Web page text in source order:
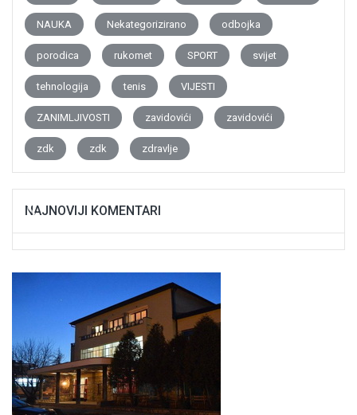
NAUKA Nekategorizirano odbojka
porodica rukomet SPORT svijet
tehnologija tenis VIJESTI
ZANIMLJIVOSTI zavidovići zavidovići
zdk zdk zdravlje
NAJNOVIJI KOMENTARI